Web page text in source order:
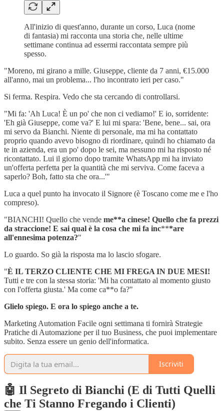
All'inizio di quest'anno, durante un corso, Luca (nome
di fantasia) mi racconta una storia che, nelle ultime
settimane continua ad essermi raccontata sempre più
spesso.
"Moreno, mi girano a mille. Giuseppe, cliente da 7 anni, €15.000
all'anno, mai un problema... l'ho incontrato ieri per caso."
Si ferma. Respira. Vedo che sta cercando di controllarsi.
"Mi fa: 'Ah Luca! È un po' che non ci vediamo!' E io, sorridente:
'Eh già Giuseppe, come va?' E lui mi spara: 'Bene, bene... sai, ora
mi servo da Bianchi. Niente di personale, ma mi ha contattato
proprio quando avevo bisogno di riordinare, quindi ho chiamato da
te in azienda, era un po' dopo le sei, ma nessuno mi ha risposto né
ricontattato. Lui il giorno dopo tramite WhatsApp mi ha inviato
un'offerta perfetta per la quantità che mi serviva. Come faceva a
saperlo? Boh, fatto sta che ora...'"
Luca a quel punto ha invocato il Signore (è Toscano come me e l'ho
compreso).
"BIANCHI! Quello che vende me**a cinese! Quello che fa prezzi
da straccione! E sai qual è la cosa che mi fa inc***are
all'ennesima potenza?"
Lo guardo. So già la risposta ma lo lascio sfogare.
"È IL TERZO CLIENTE CHE MI FREGA IN DUE MESI!
Tutti e tre con la stessa storia: 'Mi ha contattato al momento giusto
con l'offerta giusta.' Ma come ca**o fa?"
Glielo spiego. E ora lo spiego anche a te.
Marketing Automation Facile ogni settimana ti fornirà Strategie
Pratiche di Automazione per il tuo Business, che puoi implementare
subito. Senza essere un genio dell'informatica.
Iscriviti
🤖 Il Segreto di Bianchi (E di Tutti Quelli
che Ti Stanno Fregando i Clienti)